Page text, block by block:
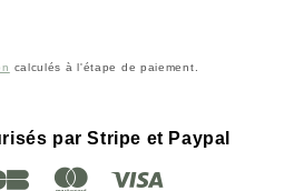
calculés à l'étape de paiement.
par Stripe et Paypal